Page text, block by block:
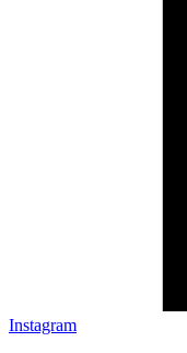
Instagram